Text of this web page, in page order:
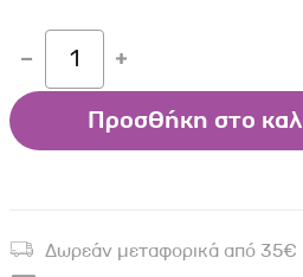
1
Προσθήκη στο
Δωρεάν μεταφορικά από